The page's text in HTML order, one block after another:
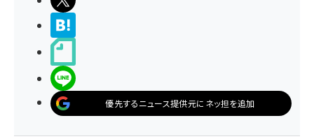
優先するニュース提供元にネッ担を追加